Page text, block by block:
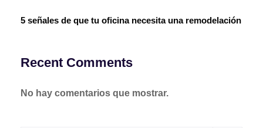
5 señales de que tu oficina necesita una remodelación
Recent Comments
No hay comentarios que mostrar.